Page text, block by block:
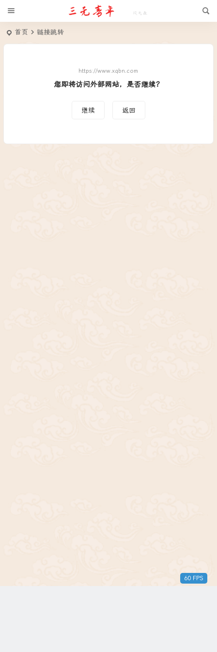
首页 链接跳转
https://www.xqbn.com
您即将访问外部网站，是否继续？
继续 返回
60 FPS